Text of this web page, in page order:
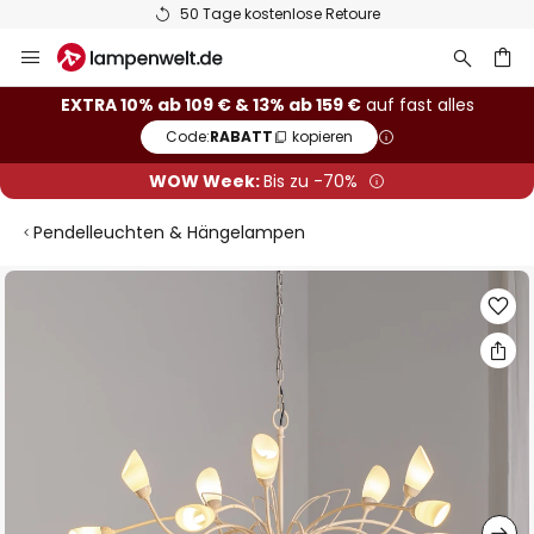
50 Tage kostenlose Retoure
Inhalt
springen
EXTRA 10% ab 109 € & 13% ab 159 €auf fast alles
Code:RABATT kopieren
WOW Week:Bis zu -70%
Pendelleuchten & Hängelampen
Zum